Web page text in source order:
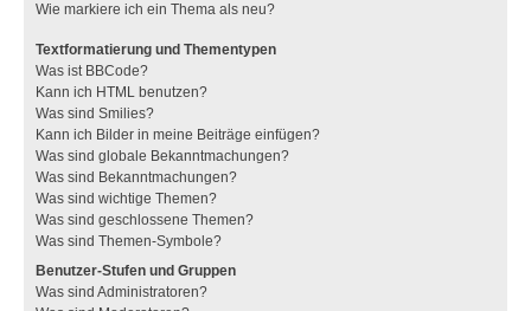
Wie markiere ich ein Thema als neu?
Textformatierung und Thementypen
Was ist BBCode?
Kann ich HTML benutzen?
Was sind Smilies?
Kann ich Bilder in meine Beiträge einfügen?
Was sind globale Bekanntmachungen?
Was sind Bekanntmachungen?
Was sind wichtige Themen?
Was sind geschlossene Themen?
Was sind Themen-Symbole?
Benutzer-Stufen und Gruppen
Was sind Administratoren?